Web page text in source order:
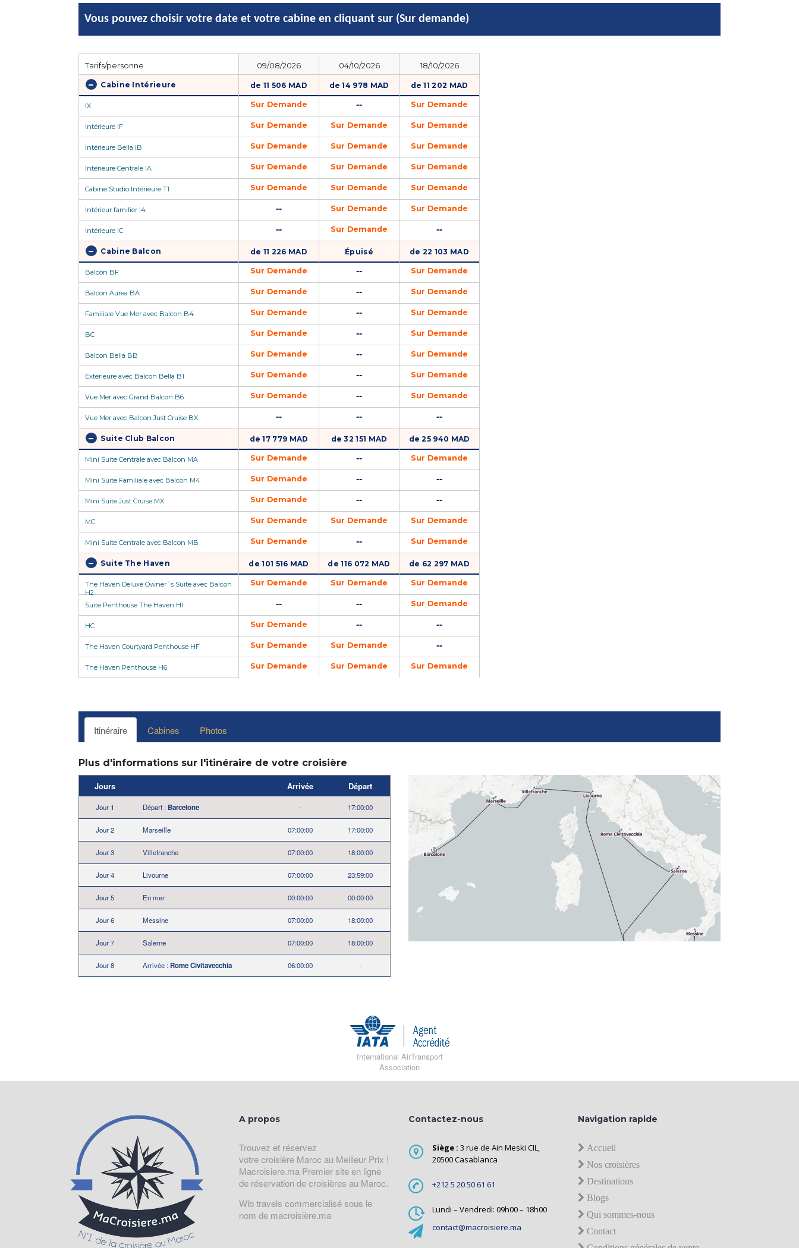
Vous pouvez choisir votre date et votre cabine en cliquant sur (Sur demande)
Tarifs/personne
Cabine Intérieure
IX
Intérieure IF
Intérieure Bella IB
Intérieure Centrale IA
Cabine Studio Intérieure T1
Intérieur familier I4
Intérieure IC
Cabine Balcon
Balcón BF
Balcon Aurea BA
Familiale Vue Mer avec Balcon B4
BC
Balcon Bella BB
Extérieure avec Balcon Bella B1
Vue Mer avec Grand Balcon B6
Vue Mer avec Balcon Just Cruise BX
Suite Club Balcon
Mini Suite Centrale avec Balcon MA
Mini Suite Familiale avec Balcon M4
Mini Suite Just Cruise MX
MC
Mini Suite Centrale avec Balcon MB
Suite The Haven
The Haven Deluxe Owner´s Suite avec Balcon
H2
Suite Penthouse The Haven HI
HC
The Haven Courtyard Penthouse HF
The Haven Penthouse H6
09/08/2026
de 11 506 MAD
Sur Demande
Sur Demande
Sur Demande
Sur Demande
Sur Demande
--
--
de 11 226 MAD
Sur Demande
Sur Demande
Sur Demande
Sur Demande
Sur Demande
Sur Demande
Sur Demande
--
de 17 779 MAD
Sur Demande
Sur Demande
Sur Demande
Sur Demande
Sur Demande
de 101 516 MAD
Sur Demande
--
Sur Demande
Sur Demande
Sur Demande
04/10/2026
de 14 978 MAD
--
Sur Demande
Sur Demande
Sur Demande
Sur Demande
Sur Demande
Sur Demande
Épuisé
--
--
--
--
--
--
--
--
de 32 151 MAD
--
--
--
Sur Demande
--
de 116 072 MAD
Sur Demande
--
--
Sur Demande
Sur Demande
18/10/2026
de 11 202 MAD
Sur Demande
Sur Demande
Sur Demande
Sur Demande
Sur Demande
Sur Demande
--
de 22 103 MAD
Sur Demande
Sur Demande
Sur Demande
Sur Demande
Sur Demande
Sur Demande
Sur Demande
--
de 25 940 MAD
Sur Demande
--
--
Sur Demande
Sur Demande
de 62 297 MAD
Sur Demande
Sur Demande
--
--
Sur Demande
Itinéraire Cabines Photos
Plus d'informations sur l'itinéraire de votre croisière
Jours Arrivée Départ
Jour 1 Départ : Barcelone - 17:00:00
Jour 2 Marseille 07:00:00 17:00:00
Jour 3 Villefranche 07:00:00 18:00:00
Jour 4 Livourne 07:00:00 23:59:00
Jour 5 En mer 00:00:00 00:00:00
Jour 6 Messine 07:00:00 18:00:00
Jour 7 Salerne 07:00:00 18:00:00
Jour 8 Arrivée : Rome Civitavecchia 06:00:00 -
International AirTransport
Association
A propos
Trouvez et réservez
votre croisière Maroc au Meilleur Prix !
Macroisiere.ma Premier site en ligne
de réservation de croisières au Maroc.
Wib travels commercialisé sous le
nom de macroisière.ma
Contactez-nous
Siège : 3 rue de Ain Meski CIL,
20500 Casablanca
+212 5 20 50 61 61
Lundi – Vendredi: 09h00 – 18h00
contact@macroisiere.ma
Navigation rapide
Accueil
Nos croisières
Destinations
Blogs
Qui sommes-nous
Contact